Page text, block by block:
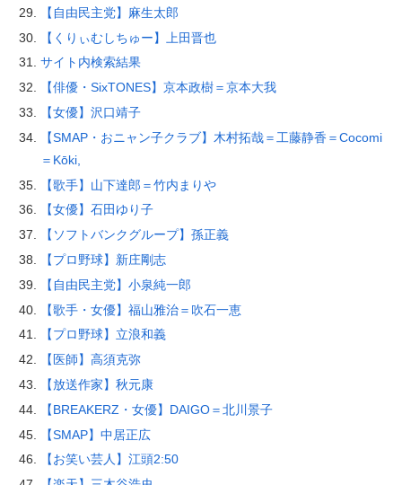
【自由民主党】麻生太郎
【くりぃむしちゅー】上田晋也
サイト内検索結果
【俳優・SixTONES】京本政樹＝京本大我
【女優】沢口靖子
【SMAP・おニャン子クラブ】木村拓哉＝工藤静香＝Cocomi
＝Kōki,
【歌手】山下達郎＝竹内まりや
【女優】石田ゆり子
【ソフトバンクグループ】孫正義
【プロ野球】新庄剛志
【自由民主党】小泉純一郎
【歌手・女優】福山雅治＝吹石一恵
【プロ野球】立浪和義
【医師】高須克弥
【放送作家】秋元康
【BREAKERZ・女優】DAIGO＝北川景子
【SMAP】中居正広
【お笑い芸人】江頭2:50